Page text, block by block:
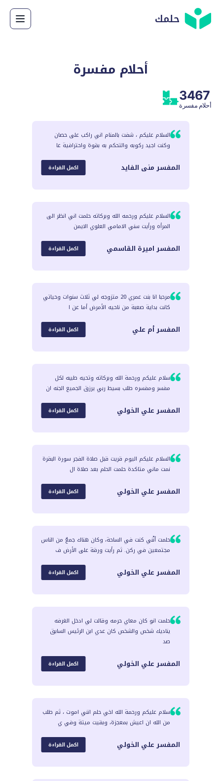
حلمك
أحلام مفسرة
3467
أحلام مفسرة
السلام عليكم ، شفت بالمنام اني راكب على حصان
وكنت اجيد ركوبه والتحكم به بقوة واحترافية عا
المفسر منى الفايد اكمل القراءة
السلام عليكم ورحمه الله وبركاته حلمت اني انظر الى
المرأه ورأيت سني الامامي العلوي الايمن
المفسر اميرة القاسمي اكمل القراءة
مرحبا انا بنت عمري 20 متزوجه لي ثلاث سنوات وحياتي
كانت بداية صعبة من ناحيه الأمرض أما عن ا
المفسرأم علي اكمل القراءة
سلام عليكم ورحمة الله وبركاته وتحيه طيبه لكل
مفسر ومفسره طلب بسيط ربي يرزق الجميع الجنه ان
المفسر علي الخولي اكمل القراءة
السلام عليكم اليوم قريت قبل صلاة الفجر سورة البقرة
نمت ماني متاكدة حلمت الحلم بعد صلاة ال
المفسر علي الخولي اكمل القراءة
حلمت أنّني كنت في الساحة، وكان هناك جمعٌ من الناس
مجتمعين في ركن. ثم رأيت ورقة على الأرض ف
المفسر علي الخولي اكمل القراءة
حلمت انو كان معاي حرمه وقالت لي ادخل الغرفه
يناديك شخص والشخص كان عدي ابن الرئيس السابق
صد
المفسر علي الخولي اكمل القراءة
سلام عليكم ورحمة الله اخي حلم انني اموت ، ثم طلب
من الله ان اعيش بمعجزة، وبقيت ميتة وفي ي
المفسر علي الخولي اكمل القراءة